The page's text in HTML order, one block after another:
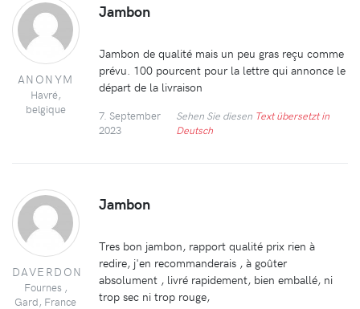
ANONYM
Havré,
belgique
Jambon
Jambon de qualité mais un peu gras reçu comme
prévu. 100 pourcent pour la lettre qui annonce le
départ de la livraison
7. September
2023
Sehen Sie diesen Text übersetzt in
Deutsch
DAVERDON
Fournes ,
Gard, France
Jambon
Tres bon jambon, rapport qualité prix rien à
redire, j'en recommanderais , à goûter
absolument , livré rapidement, bien emballé, ni
trop sec ni trop rouge,